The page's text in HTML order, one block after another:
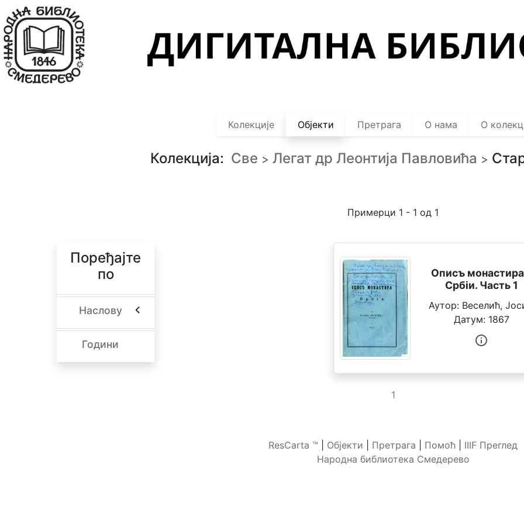
Навигација
Колекције
Објекти
Колекције Објекти Претрага О нама О
Колекција: Све > Легат др Леонтија Павловића >
Примерци 1 - 1 од 1
Поређајте
по
Наслову
Години
Описъ
Србіи. Часть 1
Аутор: Веселић,
Датум: 1867
1
ResCarta ™ Објекти Претрага Помоћ
IIIF Преглед
Народна библиотека Смедерево